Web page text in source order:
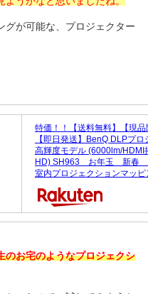
グが可能な、プロジェクター
特価！！【送料無料】【現品
【即日発送】BenQ DLPプロ
高輝度モデル (6000lm/HDMI
HD) SH963 お年玉 新
室内プロジェクションマッピ
のお宅のようなプロジェクシ